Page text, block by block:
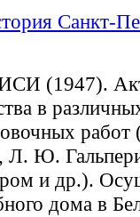
Санкт-
(1947).
в
работ
Л. Ю.
и др.).
дома в